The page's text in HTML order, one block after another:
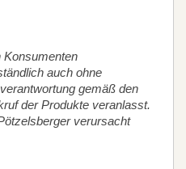
Konsumenten
auch ohne
gemäß den
der Produkte veranlasst.
verursacht